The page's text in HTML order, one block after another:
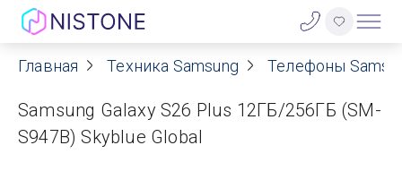
Акции
О нас
Главная Техника Samsung Телефоны
Samsung Galaxy S26 Plus 12ГБ/256ГБ (SM-
S947B) Skyblue Global